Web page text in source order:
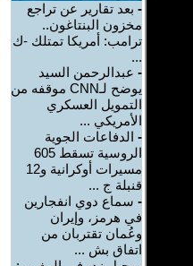
- بعد تقارير عن تراجع
مخزون البنتاغون..
ترامب: أمريكا تمتلك -ك
...
- عبدالرحمن السيد
يوضح لـCNN موقفه من
التمويل العسكري
الأمريكي ...
- الدفاعات الجوية
الروسية تسقط 605
مسيرات أوكرانية و12
قنبلة ج ...
- سماع دوي انفجارين
في هرمز، وإيران
وعُمان تقتربان من
اتفاق بش ...